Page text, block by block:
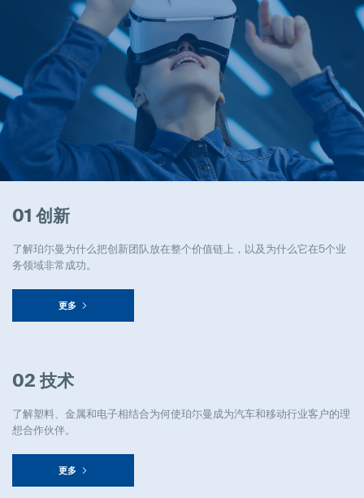
01 创新
了解珀尓曼为什么把创新团队放在整个价值链上，以及为什么它在5个业
务领域非常成功。
更多
02 技术
了解塑料、金属和电子相结合为何使珀尓曼成为汽车和移动行业客户的理
想合作伙伴。
更多